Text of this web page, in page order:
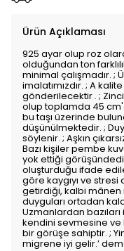
Ürün Açıklaması
925 ayar olup roz
olduğundan ton
minimal çalışmadır. ;
imalatımızdır. ; A
gönderilecektir . ;
olup toplamda 45
bu taşı üzerinde
düşünülmektedir. ;
söylenir. ; Aşkın
Bazı kişiler pembe
yok ettiği
oluşturduğu ifade
göre kaygıyı ve
getirdiği, kalbi mânen
duyguları ortadan
Uzmanlardan bazıları
kendini sevmesine ve
bir görüşe sahiptir. ;
migrene iyi gelir.’